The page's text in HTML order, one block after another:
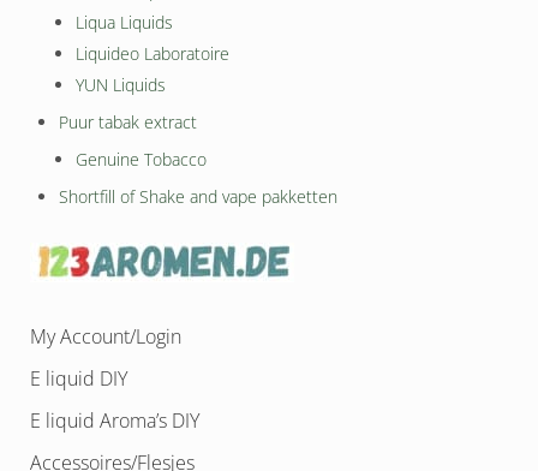
Liqua Liquids
Liquideo Laboratoire
YUN Liquids
Puur tabak extract
Genuine Tobacco
Shortfill of Shake and vape pakketten
My Account/Login
E liquid DIY
E liquid Aroma’s DIY
Accessoires/Flesjes